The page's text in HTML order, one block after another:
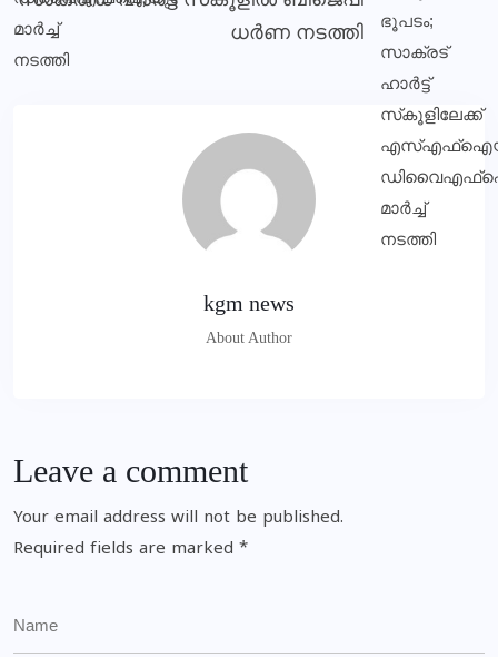
ധര്‍ണ നടത്തി
kgm news
About Author
Leave a comment
Your email address will not be published.
Required fields are marked *